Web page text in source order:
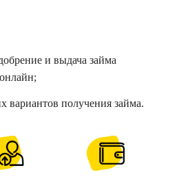
и выдача займа
вариантов получения займа.